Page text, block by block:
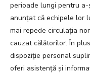
perioade lungi pentru
anunțat că echipele lor
mai repede circulația
cauzat călătorilor. În
dispoziție personal
oferi asistență și